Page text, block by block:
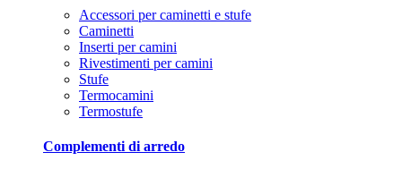
Accessori per caminetti e stufe
Caminetti
Inserti per camini
Rivestimenti per camini
Stufe
Termocamini
Termostufe
Complementi di arredo